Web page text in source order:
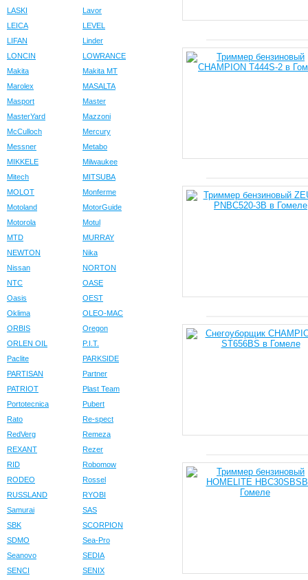
LASKI
Lavor
LEICA
LEVEL
LIFAN
Linder
LONCIN
LOWRANCE
Makita
Makita MT
Marolex
MASALTA
Masport
Master
MasterYard
Mazzoni
McCulloch
Mercury
Messner
Metabo
MIKKELE
Milwaukee
Mitech
MITSUBA
MOLOT
Monferme
Motoland
MotorGuide
Motorola
Motul
MTD
MURRAY
NEWTON
Nika
Nissan
NORTON
NTC
OASE
Oasis
OEST
Oklima
OLEO-MAC
ORBIS
Oregon
ORLEN OIL
P.I.T.
Paclite
PARKSIDE
PARTISAN
Partner
PATRIOT
Plast Team
Portotecnica
Pubert
Rato
Re-spect
RedVerg
Remeza
REXANT
Rezer
RID
Robomow
RODEO
Rossel
RUSSLAND
RYOBI
Samurai
SAS
SBK
SCORPION
SDMO
Sea-Pro
Seanovo
SEDIA
SENCI
SENIX